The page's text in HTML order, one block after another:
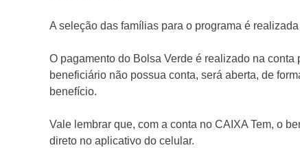
A seleção das famílias para o programa é
O pagamento do Bolsa Verde é realizado na
beneficiário não possua conta, será aberta, de
benefício.
Vale lembrar que, com a conta no CAIXA Tem, o
direto no aplicativo do celular.